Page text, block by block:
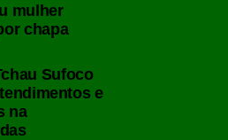
mulher
chapa
Sufoco
e
na